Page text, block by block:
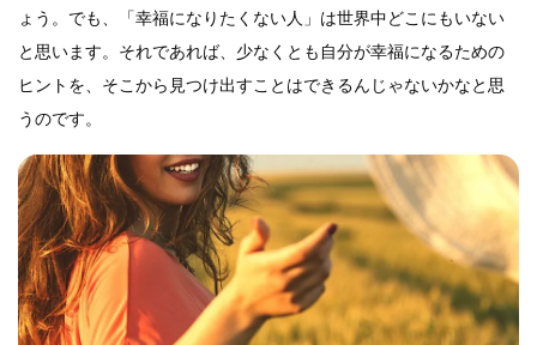
ょう。でも、「幸福になりたくない人」は世界中どこにもいない
と思います。それであれば、少なくとも自分が幸福になるための
ヒントを、そこから見つけ出すことはできるんじゃないかなと思
うのです。